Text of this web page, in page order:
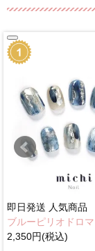
即日発送 人気商品
ブルーピリオドロ
2,350円(税込)